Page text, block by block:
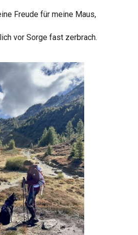
Freude für meine Maus,
vor Sorge fast zerbrach.